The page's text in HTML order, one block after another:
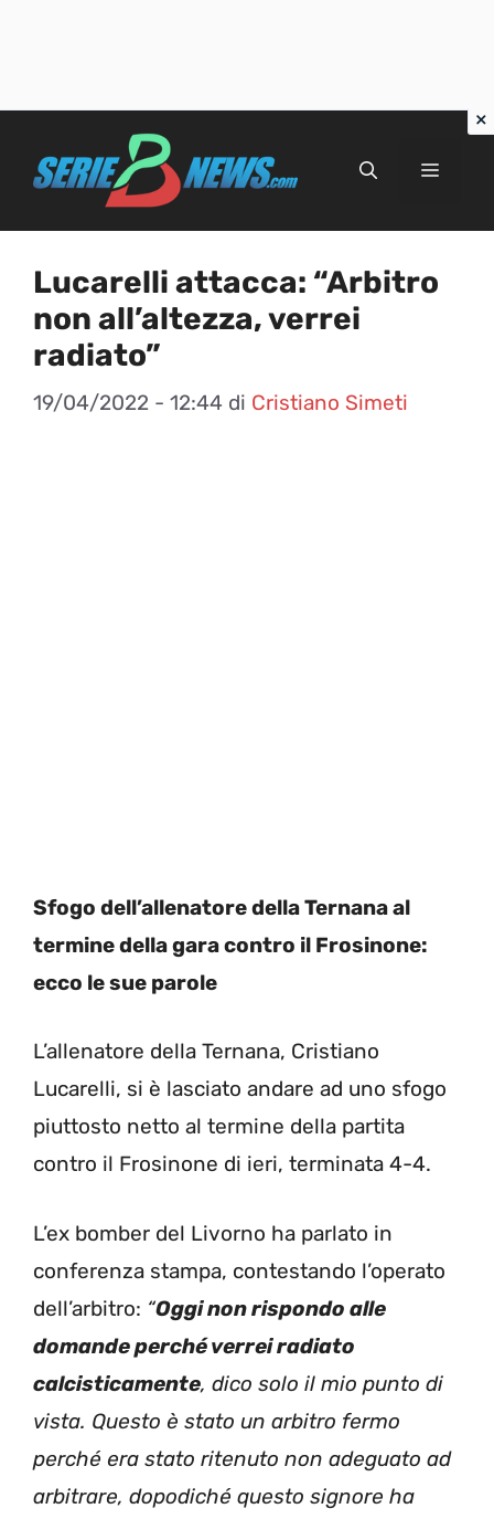
Menu
Lucarelli attacca: “Arbitro
non all’altezza, verrei
radiato”
19/04/2022 - 12:44 di Cristiano Simeti
Sfogo dell’allenatore della Ternana al
termine della gara contro il Frosinone:
ecco le sue parole
L’allenatore della Ternana, Cristiano
Lucarelli, si è lasciato andare ad uno sfogo
piuttosto netto al termine della partita
contro il Frosinone di ieri, terminata 4-4.
L’ex bomber del Livorno ha parlato in
conferenza stampa, contestando l’operato
dell’arbitro: “Oggi non rispondo alle
domande perché verrei radiato
calcisticamente, dico solo il mio punto di
vista. Questo è stato un arbitro fermo
perché era stato ritenuto non adeguato ad
arbitrare, dopodiché questo signore ha